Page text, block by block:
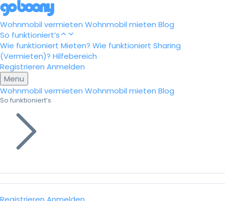
Wohnmobil vermieten Wohnmobil mieten Blog
So funktioniert’s
Wie funktioniert Mieten? Wie funktioniert Sharing
(Vermieten)? Hilfebereich
Registrieren Anmelden
Menu
Wohnmobil vermieten Wohnmobil mieten Blog
So funktioniert’s